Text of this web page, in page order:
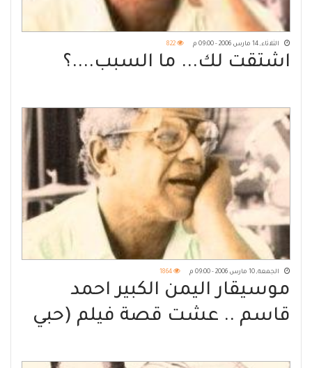
الثلاثاء, 14 مارس 2006 - 09:00 م 822
اشتقت لك... ما السبب....؟
الجمعة, 10 مارس 2006 - 09:00 م 1864
موسيقار اليمن الكبير احمد
قاسم .. عشت قصة فيلم (حبي